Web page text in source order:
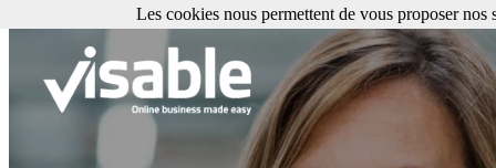
Les cookies nous permettent de vous proposer